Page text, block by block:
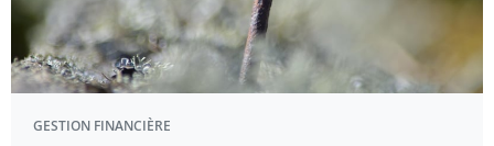
GESTION FINANCIÈRE